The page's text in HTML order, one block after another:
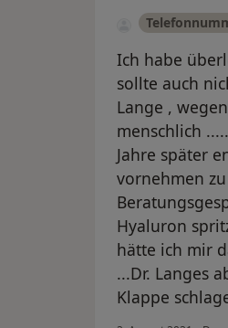
Ich habe
sollte auch
Lange ,
menschlich
Jahre später
vornehmen
Hyaluron
hätte ich mir
...Dr. Langes
Klappe